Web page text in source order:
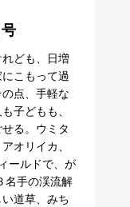
ども、日増
こもって過
点、手軽な
子どもも、
る。ウミタ
オリイカ、
ールドで、が
名手の渓流解
道草、みち